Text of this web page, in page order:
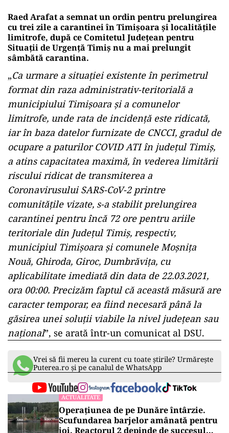
Raed Arafat a semnat un ordin pentru prelungirea
cu trei zile a carantinei în Timişoara şi localităţile
limitrofe, după ce Comitetul Judeţean pentru
Situaţii de Urgenţă Timiş nu a mai prelungit
sâmbătă carantina.
„Ca urmare a situației existente în perimetrul
format din raza administrativ-teritorială a
municipiului Timișoara și a comunelor
limitrofe, unde rata de incidență este ridicată,
iar în baza datelor furnizate de CNCCI, gradul de
ocupare a paturilor COVID ATI în județul Timiș,
a atins capacitatea maximă, în vederea limitării
riscului ridicat de transmiterea a
Coronavirusului SARS-CoV-2 printre
comunitățile vizate, s-a stabilit prelungirea
carantinei pentru încă 72 ore pentru ariile
teritoriale din Județul Timiș, respectiv,
municipiul Timișoara și comunele Moșnița
Nouă, Ghiroda, Giroc, Dumbrăvița, cu
aplicabilitate imediată din data de 22.03.2021,
ora 00:00. Precizăm faptul că această măsură are
caracter temporar, ea fiind necesară până la
găsirea unei soluții viabile la nivel județean sau
național”, se arată într-un comunicat al DSU.
Vrei să fii mereu la curent cu toate știrile? Urmărește
Puterea.ro și pe canalul de WhatsApp
ACTUALITATE
Operațiunea de pe Dunăre întârzie.
Scufundarea barjelor amânată pentru
joi. Reactorul 2 depinde de succesul